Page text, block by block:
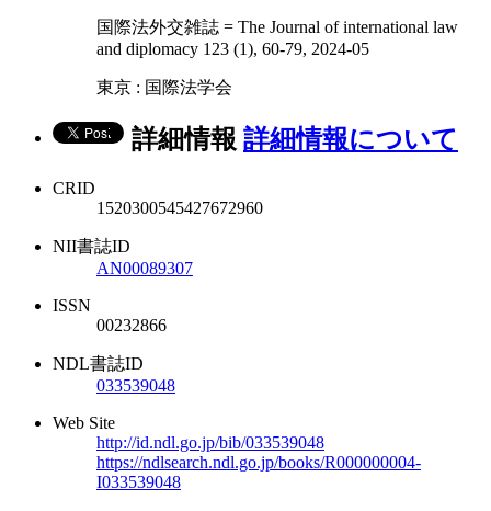
国際法外交雑誌 = The Journal of international law
and diplomacy 123 (1), 60-79, 2024-05
東京 : 国際法学会
詳細情報 詳細情報について
CRID
1520300545427672960
NII書誌ID
AN00089307
ISSN
00232866
NDL書誌ID
033539048
Web Site
http://id.ndl.go.jp/bib/033539048
https://ndlsearch.ndl.go.jp/books/R000000004-
I033539048